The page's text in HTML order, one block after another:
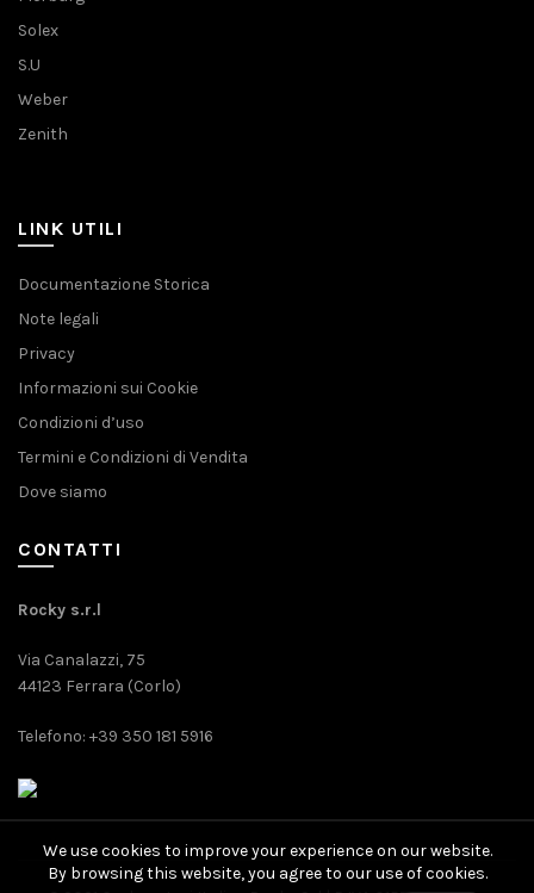
Solex
S.U
Weber
Zenith
LINK UTILI
Documentazione Storica
Note legali
Privacy
Informazioni sui Cookie
Condizioni d’uso
Termini e Condizioni di Vendita
Dove siamo
CONTATTI
Rocky s.r.l
Via Canalazzi, 75
44123 Ferrara (Corlo)
Telefono: +39 350 181 5916
We use cookies to improve your experience on our website.
By browsing this website, you agree to our use of cookies.